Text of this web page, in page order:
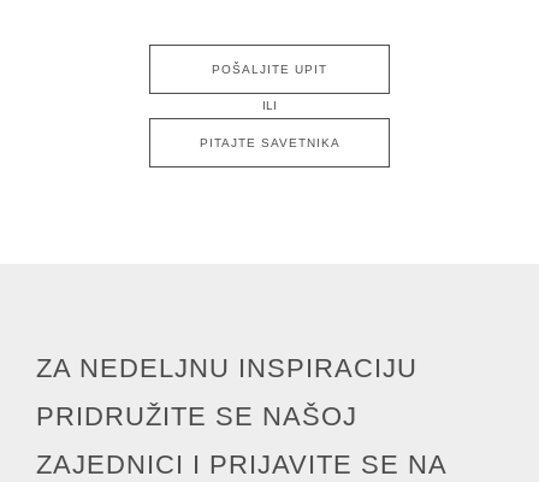
POŠALJITE UPIT
ILI
PITAJTE SAVETNIKA
ZA NEDELJNU INSPIRACIJU
PRIDRUŽITE SE NAŠOJ
ZAJEDNICI I PRIJAVITE SE NA